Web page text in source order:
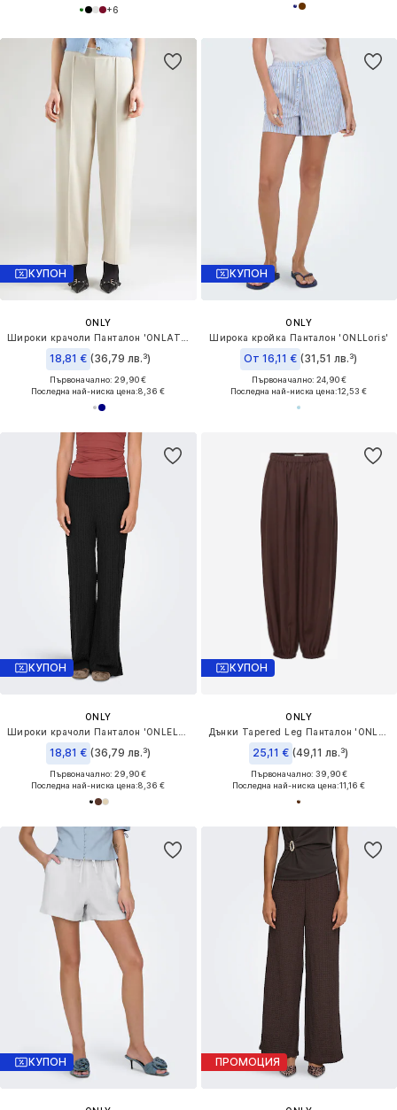
+6
КУПОН
ONLY
18,81 € (36,79 лв.³)
Първоначално: 29,90 €
Последна най-ниска цена:8,36 €
КУПОН
ONLY
Широка кройка Панталон 'ONLLoris'
От 16,11 € (31,51 лв.³)
Първоначално: 24,90 €
Последна най-ниска цена:12,53 €
КУПОН
ONLY
18,81 € (36,79 лв.³)
Първоначално: 29,90 €
Последна най-ниска цена:8,36 €
КУПОН
ONLY
25,11 € (49,11 лв.³)
Първоначално: 39,90 €
Последна най-ниска цена:11,16 €
КУПОН ПРОМОЦИЯ